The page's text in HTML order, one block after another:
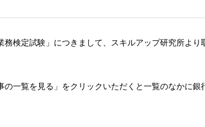
検定試験」につきまして、スキルアップ研究所より
の一覧を見る」をクリックいただくと一覧のなかに銀